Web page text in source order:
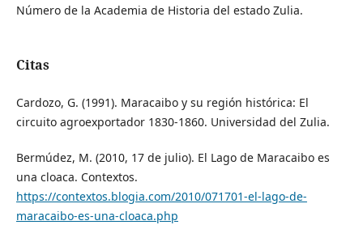
Número de la Academia de Historia del estado Zulia.
Citas
Cardozo, G. (1991). Maracaibo y su región histórica: El
circuito agroexportador 1830-1860. Universidad del Zulia.
Bermúdez, M. (2010, 17 de julio). El Lago de Maracaibo es
una cloaca. Contextos.
https://contextos.blogia.com/2010/071701-el-lago-de-
maracaibo-es-una-cloaca.php